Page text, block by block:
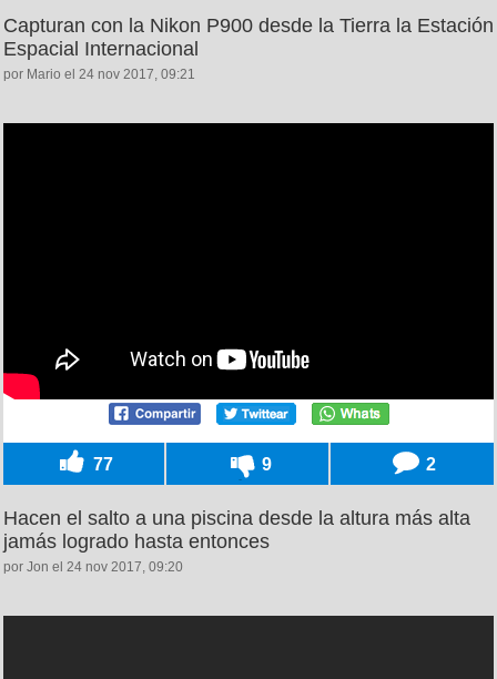
Capturan con la Nikon P900 desde la Tierra la Estación
Espacial Internacional
por Mario el 24 nov 2017, 09:21
77 9 2
Hacen el salto a una piscina desde la altura más alta
jamás logrado hasta entonces
por Jon el 24 nov 2017, 09:20